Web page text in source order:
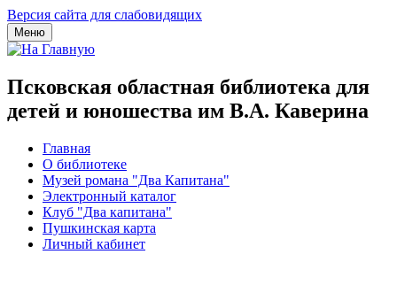
Версия сайта для слабовидящих
Меню
Псковская областная библиотека для
детей и юношества им В.А. Каверина
Главная
О библиотеке
Музей романа "Два Капитана"
Электронный каталог
Клуб "Два капитана"
Пушкинская карта
Личный кабинет